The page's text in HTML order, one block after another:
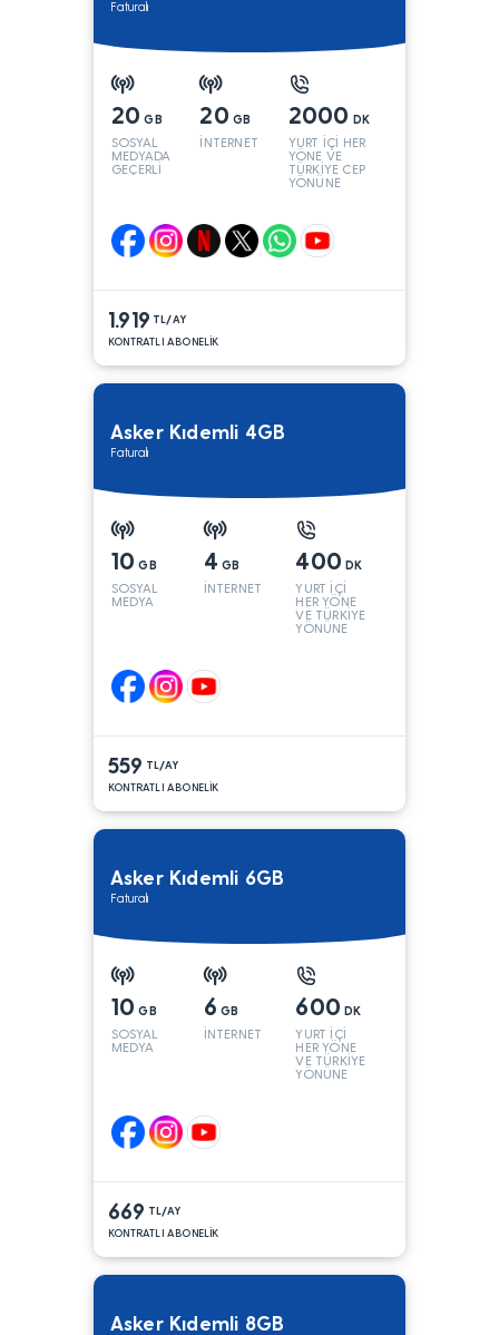
Faturalı
20 GB
SOSYAL
MEDYADA
GEÇERLİ
20 GB
İNTERNET
2000 DK
YURT İÇİ HER
YÖNE VE
TÜRKİYE CEP
YÖNÜNE
1.919 TL/AY
KONTRATLI ABONELİK
Asker Kıdemli 4GB
Faturalı
10 GB
SOSYAL
MEDYA
4 GB
İNTERNET
400 DK
YURT İÇİ
HER YÖNE
VE TÜRKİYE
YÖNÜNE
559 TL/AY
KONTRATLI ABONELİK
Asker Kıdemli 6GB
Faturalı
10 GB
SOSYAL
MEDYA
6 GB
İNTERNET
600 DK
YURT İÇİ
HER YÖNE
VE TÜRKİYE
YÖNÜNE
669 TL/AY
KONTRATLI ABONELİK
Asker Kıdemli 8GB